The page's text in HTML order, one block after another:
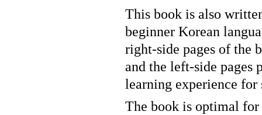
This book is also
beginner Korean
right-side pages of the
and the left-side pages
learning experience
The book is optimal